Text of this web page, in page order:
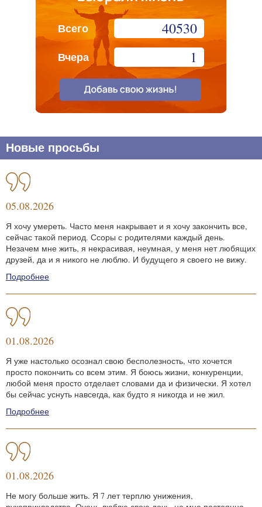
Всего 40530
Вчера 1
Новые просьбы
05.08.2026
Я хочу умереть. Часто меня накрывает и я хочу закончить все,
сейчас такой период. Ссоры с родителями каждый день.
Незачем мне жить, я некрасивая, неумная, у меня нет любящих
друзей, да и я никого не люблю. И будущего я своего не вижу.
Подробнее
01.08.2026
Я уже настолько осознал свою бесполезность, что хочется
просто покончить со всем этим. Я боюсь жизни, конкуренции,
любой меня просто отделает словами да и физически. Я хотел
бы сейчас уснуть навсегда, как будто я никогда и не жил.
Подробнее
01.08.2026
Не могу больше жить. Я 7 лет терплю унижения,